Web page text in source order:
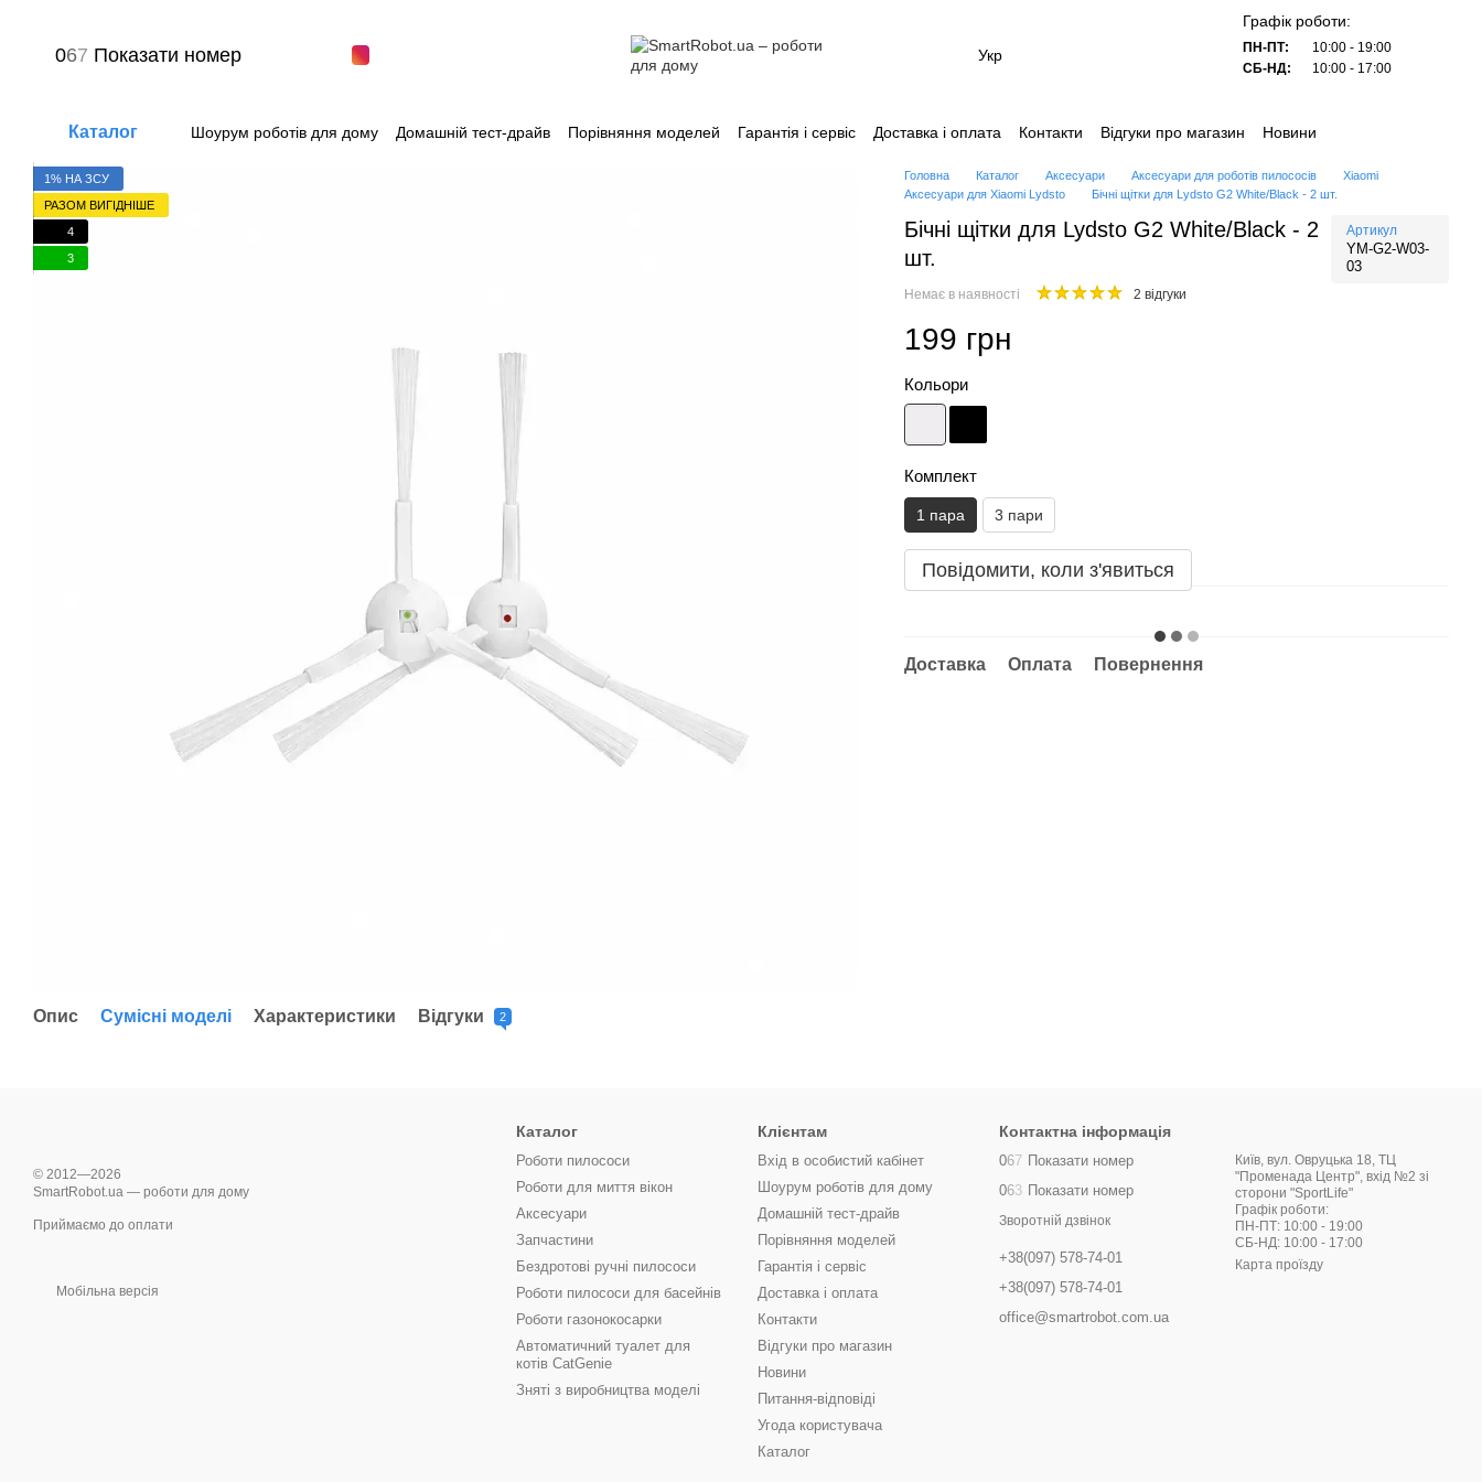
067 Показати номер Укр
Графік роботи:
ПН-ПТ:
10:00 - 19:00
СБ-НД:
10:00 - 17:00
Каталог Шоурум роботів для дому Домашній тест-драйв Порівняння моделей Гарантія і сервіс Доставка і оплата Контакти Відгуки про магазин
Новини
1% НА ЗСУ
РАЗОМ ВИГІДНІШЕ
4
3
Опис Сумісні моделі Характеристики Відгуки 2
Головна Каталог Аксесуари Аксесуари для роботів пилососів
Xiaomi
Аксесуари для Xiaomi Lydsto
Бічні щітки для Lydsto G2 White/Black - 2 шт.
Бічні щітки для Lydsto G2 White/Black - 2
шт.
Артикул
YM-G2-W03-
03
Немає в наявності 2 відгуки
199 грн
Кольори
Комплект
1 пара 3 пари
Повідомити, коли з'явиться
Доставка Оплата Повернення
© 2012—2026
SmartRobot.ua — роботи для дому
Приймаємо до оплати
Мобільна версія
Каталог
Роботи пилососи
Роботи для миття вікон
Аксесуари
Запчастини
Бездротові ручні пилососи
Роботи пилососи для басейнів
Роботи газонокосарки
Автоматичний туалет для
котів CatGenie
Зняті з виробництва моделі
Клієнтам
Вхід в особистий кабінет
Шоурум роботів для дому
Домашній тест-драйв
Порівняння моделей
Гарантія і сервіс
Доставка і оплата
Контакти
Відгуки про магазин
Новини
Питання-відповіді
Угода користувача
Каталог
Контактна інформація
067 Показати номер
063 Показати номер
Зворотній дзвінок
+38(097) 578-74-01
+38(097) 578-74-01
office@smartrobot.com.ua
Київ, вул. Овруцька 18, ТЦ
"Променада Центр", вхід №2 зі
сторони "SportLife"
Графік роботи:
ПН-ПТ: 10:00 - 19:00
СБ-НД: 10:00 - 17:00
Карта проїзду